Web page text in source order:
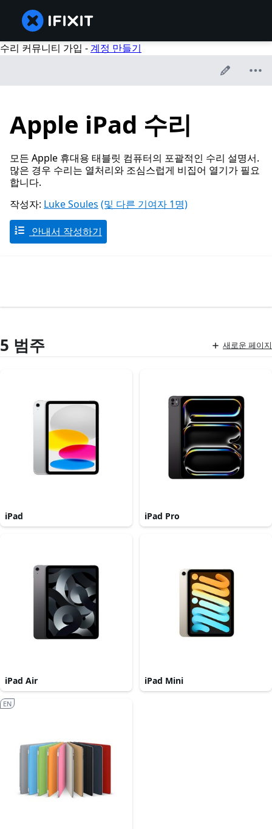
수리 커뮤니티 가입 -계정 만들기
Apple iPad 수리
모든 Apple 휴대용 태블릿 컴퓨터의 포괄적인 수리 설명서.
많은 경우 수리는 열처리와 조심스럽게 비집어 열기가 필요
합니다.
작성자: Luke Soules (및 다른 기여자 1명)
안내서 작성하기
5 범주 새로운 페이지
iPad iPad Pro
iPad Air iPad Mini
EN